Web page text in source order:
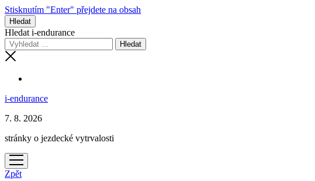
Stisknutím "Enter" přejdete na obsah
Hledat
Hledat i-endurance
i-endurance
7. 8. 2026
stránky o jezdecké vytrvalosti
otevřít
menu
Zpět